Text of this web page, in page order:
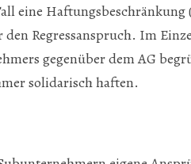
eine Haftungsbeschränkung
Regressanspruch. Im
gegenüber dem AG
solidarisch haften.